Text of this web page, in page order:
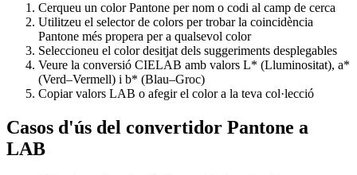
Cerqueu un color Pantone per nom o codi al camp de cerca
Utilitzeu el selector de colors per trobar la coincidència
Pantone més propera per a qualsevol color
Seleccioneu el color desitjat dels suggeriments desplegables
Veure la conversió CIELAB amb valors L* (Lluminositat), a*
(Verd–Vermell) i b* (Blau–Groc)
Copiar valors LAB o afegir el color a la teva col·lecció
Casos d'ús del convertidor Pantone a
LAB